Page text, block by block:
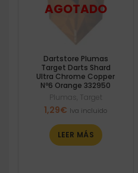
Dartstore Plumas
Target Darts Shard
Ultra Chrome Copper
Nº6 Orange 332950
Plumas Target
1,29€ Iva incluido
LEER MÁS